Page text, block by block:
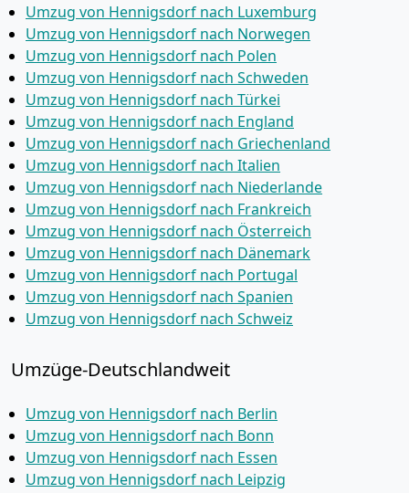
Umzug von Hennigsdorf nach Luxemburg
Umzug von Hennigsdorf nach Norwegen
Umzug von Hennigsdorf nach Polen
Umzug von Hennigsdorf nach Schweden
Umzug von Hennigsdorf nach Türkei
Umzug von Hennigsdorf nach England
Umzug von Hennigsdorf nach Griechenland
Umzug von Hennigsdorf nach Italien
Umzug von Hennigsdorf nach Niederlande
Umzug von Hennigsdorf nach Frankreich
Umzug von Hennigsdorf nach Österreich
Umzug von Hennigsdorf nach Dänemark
Umzug von Hennigsdorf nach Portugal
Umzug von Hennigsdorf nach Spanien
Umzug von Hennigsdorf nach Schweiz
Umzüge-Deutschlandweit
Umzug von Hennigsdorf nach Berlin
Umzug von Hennigsdorf nach Bonn
Umzug von Hennigsdorf nach Essen
Umzug von Hennigsdorf nach Leipzig